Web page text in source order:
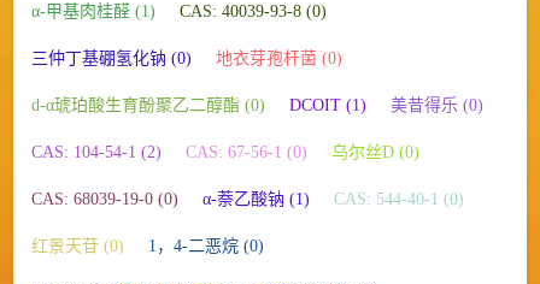
α-甲基肉桂醛 (1) CAS: 40039-93-8 (0)
三仲丁基硼氢化钠 (0) 地衣芽孢杆菌 (0)
d-α琥珀酸生育酚聚乙二醇酯 (0) DCOIT (1) 美昔得乐 (0)
CAS: 104-54-1 (2) CAS: 67-56-1 (0) 乌尔丝D (0)
CAS: 68039-19-0 (0) α-萘乙酸钠 (1) CAS: 544-40-1 (0)
红景天苷 (0) 1，4-二恶烷 (0)